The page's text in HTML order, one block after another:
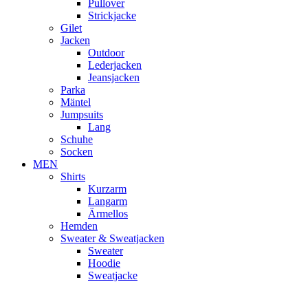
Pullover
Strickjacke
Gilet
Jacken
Outdoor
Lederjacken
Jeansjacken
Parka
Mäntel
Jumpsuits
Lang
Schuhe
Socken
MEN
Shirts
Kurzarm
Langarm
Ärmellos
Hemden
Sweater & Sweatjacken
Sweater
Hoodie
Sweatjacke